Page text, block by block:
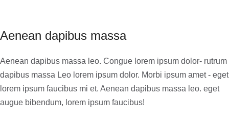
Aenean dapibus massa
Aenean dapibus massa leo. Congue lorem ipsum dolor- rutrum
dapibus massa Leo lorem ipsum dolor. Morbi ipsum amet - eget
lorem ipsum faucibus mi et. Aenean dapibus massa leo. eget
augue bibendum, lorem ipsum faucibus!